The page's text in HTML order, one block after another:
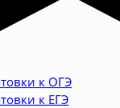
к ОГЭ
к ЕГЭ